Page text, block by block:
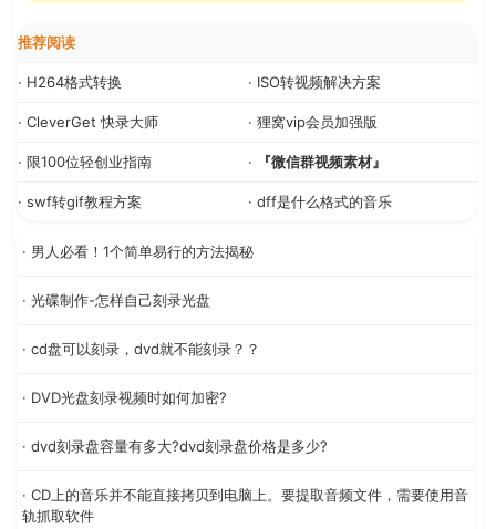
推荐阅读
· H264格式转换 · ISO转视频解决方案
· CleverGet 快录大师 · 狸窝vip会员加强版
· 限100位轻创业指南 · 『微信群视频素材』
· swf转gif教程方案 · dff是什么格式的音乐
· 男人必看！1个简单易行的方法揭秘
· 光碟制作-怎样自己刻录光盘
· cd盘可以刻录，dvd就不能刻录？？
· DVD光盘刻录视频时如何加密?
· dvd刻录盘容量有多大?dvd刻录盘价格是多少?
· CD上的音乐并不能直接拷贝到电脑上。要提取音频文件，需要使用音
轨抓取软件